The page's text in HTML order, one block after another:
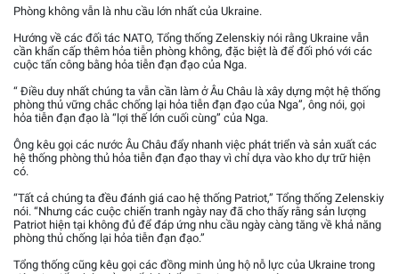
Phòng không vẫn là nhu cầu lớn nhất của Ukraine.
Hướng về các đối tác NATO, Tổng thống Zelenskiy nói rằng Ukraine vẫn
cần khẩn cấp thêm hỏa tiễn phòng không, đặc biệt là để đối phó với các
cuộc tấn công bằng hỏa tiễn đạn đạo của Nga.
“ Điều duy nhất chúng ta vẫn cần làm ở Âu Châu là xây dựng một hệ thống
phòng thủ vững chắc chống lại hỏa tiễn đạn đạo của Nga”, ông nói, gọi
hỏa tiễn đạn đạo là “lợi thế lớn cuối cùng” của Nga.
Ông kêu gọi các nước Âu Châu đẩy nhanh việc phát triển và sản xuất các
hệ thống phòng thủ hỏa tiễn đạn đạo thay vì chỉ dựa vào kho dự trữ hiện
có.
“Tất cả chúng ta đều đánh giá cao hệ thống Patriot,” Tổng thống Zelenskiy
nói. “Nhưng các cuộc chiến tranh ngày nay đã cho thấy rằng sản lượng
Patriot hiện tại không đủ để đáp ứng nhu cầu ngày càng tăng về khả năng
phòng thủ chống lại hỏa tiễn đạn đạo.”
Tổng thống cũng kêu gọi các đồng minh ủng hộ nỗ lực của Ukraine trong